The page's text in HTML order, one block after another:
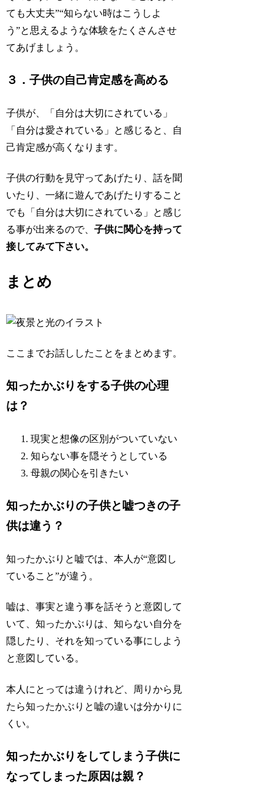
ても大丈夫”“知らない時はこうしよ
う”と思えるような体験をたくさんさせ
てあげましょう。
３．子供の自己肯定感を高める
子供が、
「自分は大切にされている」
「自分は愛されている」
と感じると、自
己肯定感が高くなります。
子供の行動を見守ってあげたり、話を聞
いたり、一緒に遊んであげたりすること
でも「自分は大切にされている」と感じ
る事が出来るので、子供に関心を持って
接してみて下さい。
まとめ
ここまでお話ししたことをまとめます。
知ったかぶりをする子供の心理
は？
現実と想像の区別がついていない
知らない事を隠そうとしている
母親の関心を引きたい
知ったかぶりの子供と嘘つきの子
供は違う？
知ったかぶりと嘘では、本人が“意図し
ていること”が違う。
嘘は、事実と違う事を話そうと意図して
いて、知ったかぶりは、知らない自分を
隠したり、それを知っている事にしよう
と意図している。
本人にとっては違うけれど、周りから見
たら知ったかぶりと嘘の違いは分かりに
くい。
知ったかぶりをしてしまう子供に
なってしまった原因は親？